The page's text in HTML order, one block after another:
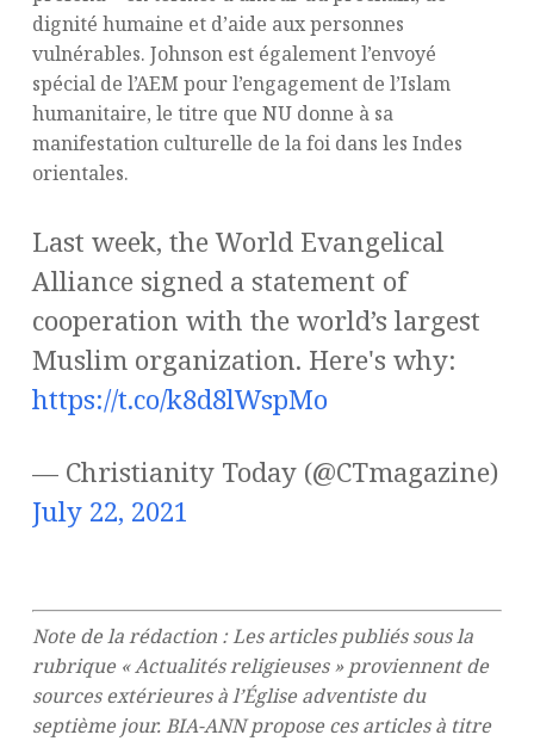
dignité humaine et d’aide aux personnes
vulnérables. Johnson est également l’envoyé
spécial de l’AEM pour l’engagement de l’Islam
humanitaire, le titre que NU donne à sa
manifestation culturelle de la foi dans les Indes
orientales.
Last week, the World Evangelical
Alliance signed a statement of
cooperation with the world’s largest
Muslim organization. Here's why:
https://t.co/k8d8lWspMo
— Christianity Today (@CTmagazine)
July 22, 2021
Note de la rédaction : Les articles publiés sous la
rubrique « Actualités religieuses » proviennent de
sources extérieures à l’Église adventiste du
septième jour. BIA-ANN propose ces articles à titre